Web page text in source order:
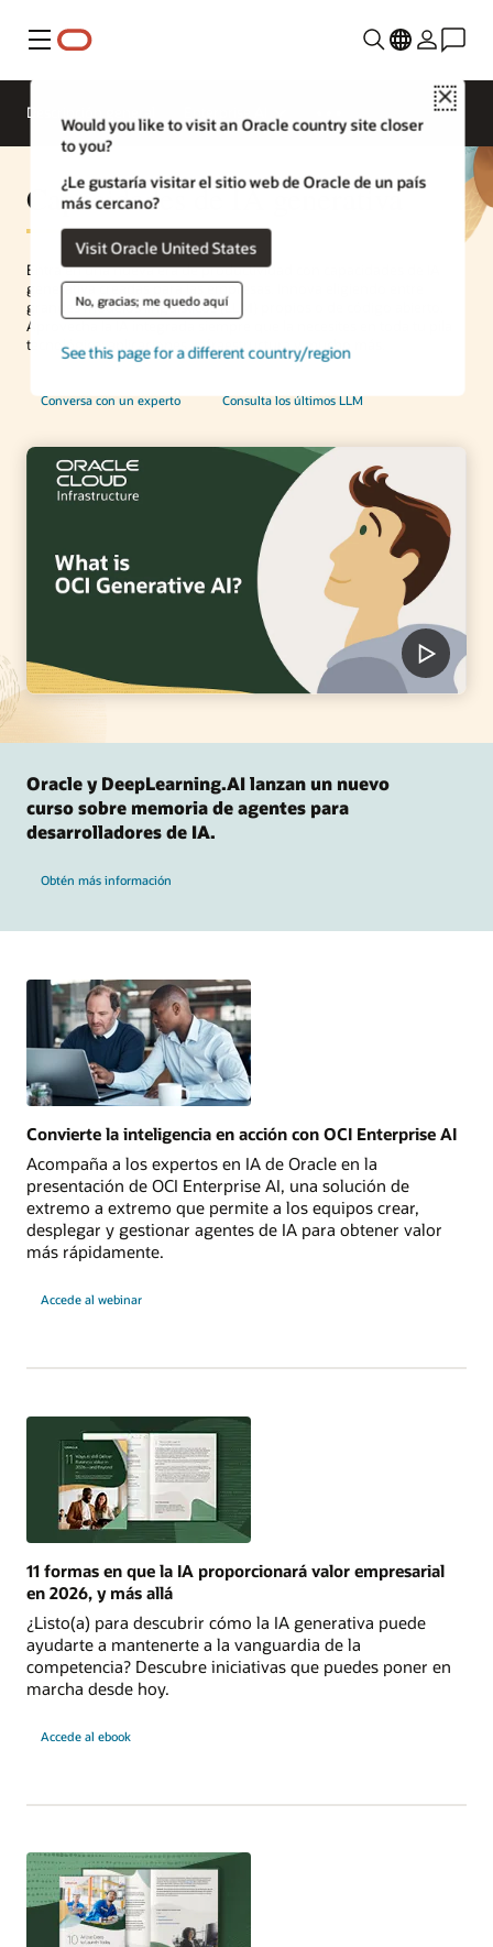
Menú
Close
Would you like to visit an Oracle country site closer
to you?
¿Le gustaría visitar el sitio web de Oracle de un país
más cercano?
Visit Oracle United States
No, gracias; me quedo aquí
See this page for a different country/region
Descripción general
Capacidades de IA generativa
Entra en una nueva era de productividad con capacidades de IA
generativa creadas para las empresas. Innova eligiendo entre
grandes modelos lingüísticos (LLM) propios o de código abierto.
Aprovecha la IA integrada siempre que la necesites en toda tu pila
tecnológica: aplicaciones, infraestructura y mucho más.
Conversa con un experto Consulta los últimos LLM
Oracle y DeepLearning.AI lanzan un nuevo
curso sobre memoria de agentes para
desarrolladores de IA.
Obtén más información
Convierte la inteligencia en acción con OCI Enterprise AI
Acompaña a los expertos en IA de Oracle en la
presentación de OCI Enterprise AI, una solución de
extremo a extremo que permite a los equipos crear,
desplegar y gestionar agentes de IA para obtener valor
más rápidamente.
Accede al webinar
OCI
11 formas en que la IA proporcionará valor empresarial
en 2026, y más allá
¿Listo(a) para descubrir cómo la IA generativa puede
ayudarte a mantenerte a la vanguardia de la
competencia? Descubre iniciativas que puedes poner en
marcha desde hoy.
Accede al ebook
maneras
generará
en
2026
y
más
allá